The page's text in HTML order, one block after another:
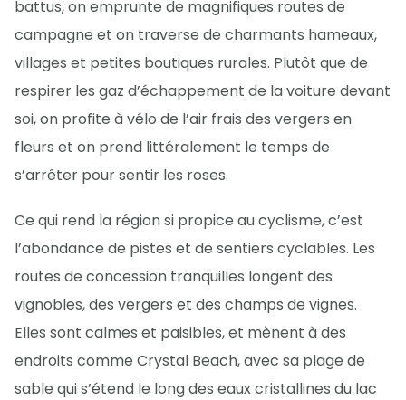
battus, on emprunte de magnifiques routes de
campagne et on traverse de charmants hameaux,
villages et petites boutiques rurales. Plutôt que de
respirer les gaz d’échappement de la voiture devant
soi, on profite à vélo de l’air frais des vergers en
fleurs et on prend littéralement le temps de
s’arrêter pour sentir les roses.
Ce qui rend la région si propice au cyclisme, c’est
l’abondance de pistes et de sentiers cyclables. Les
routes de concession tranquilles longent des
vignobles, des vergers et des champs de vignes.
Elles sont calmes et paisibles, et mènent à des
endroits comme Crystal Beach, avec sa plage de
sable qui s’étend le long des eaux cristallines du lac